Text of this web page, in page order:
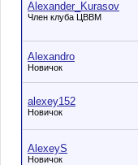
Alexander_Kurasov
Член клуба ЦВВМ
Alexandro
Новичок
alexey152
Новичок
AlexeyS
Новичок